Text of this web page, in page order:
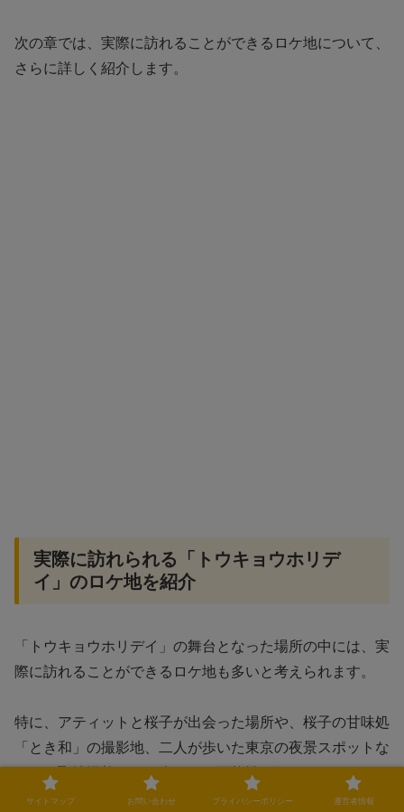
次の章では、実際に訪れることができるロケ地について、
さらに詳しく紹介します。
実際に訪れられる「トウキョウホリデ
イ」のロケ地を紹介
「トウキョウホリデイ」の舞台となった場所の中には、実
際に訪れることができるロケ地も多いと考えられます。
特に、アティットと桜子が出会った場所や、桜子の甘味処
「とき和」の撮影地、二人が歩いた東京の夜景スポットな
どは、聖地巡礼として楽しめる可能性があります。
サイトマップ お問い合わせ プライバシーポリシー 運営者情報